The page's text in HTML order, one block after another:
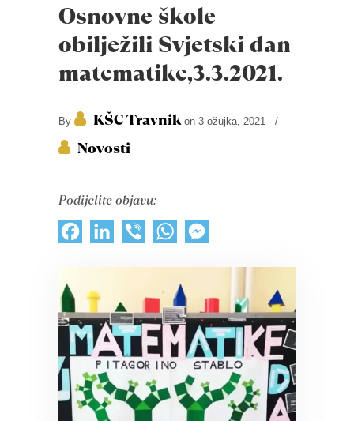
Osnovne škole
obilježili Svjetski dan
matematike,3.3.2021.
By KŠC Travnikon 3 ožujka, 2021 /
Novosti
Podijelite objavu:
FacebookLinkedInViber WhatsApp